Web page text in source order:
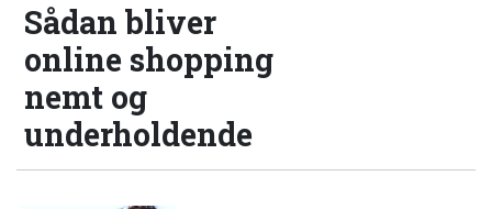
Sådan bliver
online shopping
nemt og
underholdende